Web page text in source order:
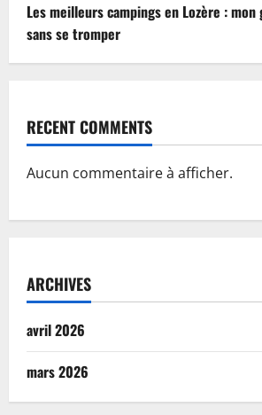
Les meilleurs campings en Lozère :
sans se tromper
RECENT COMMENTS
Aucun commentaire à afficher.
ARCHIVES
avril 2026
mars 2026